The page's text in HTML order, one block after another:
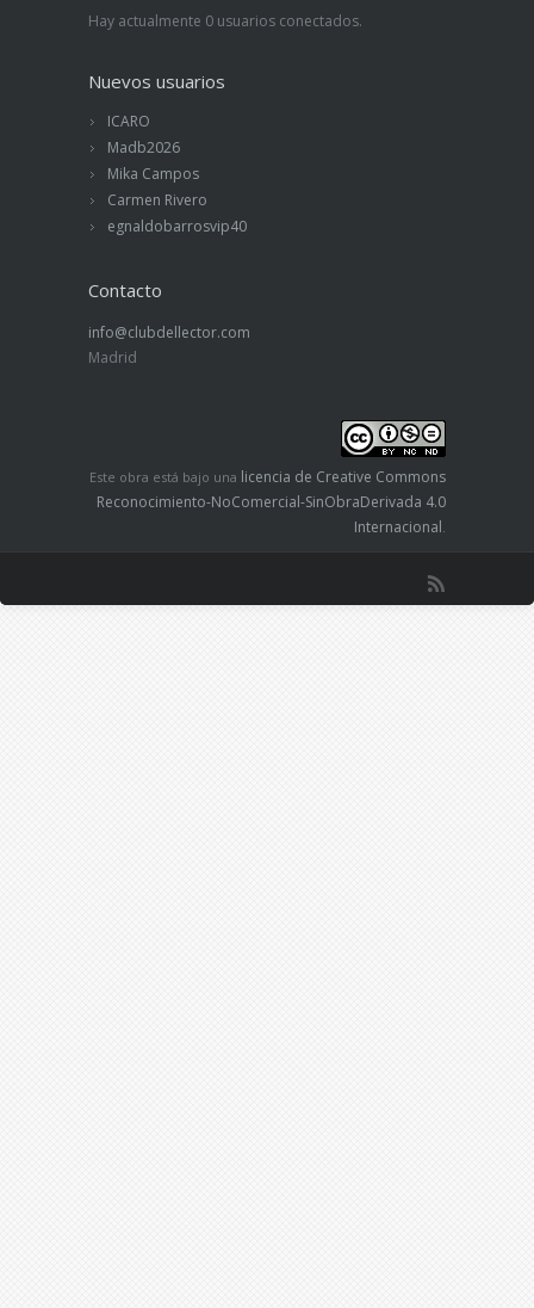
Hay actualmente 0 usuarios conectados.
Nuevos usuarios
ICARO
Madb2026
Mika Campos
Carmen Rivero
egnaldobarrosvip40
Contacto
info@clubdellector.com
Madrid
Este obra está bajo una licencia de Creative Commons
Reconocimiento-NoComercial-SinObraDerivada 4.0
Internacional